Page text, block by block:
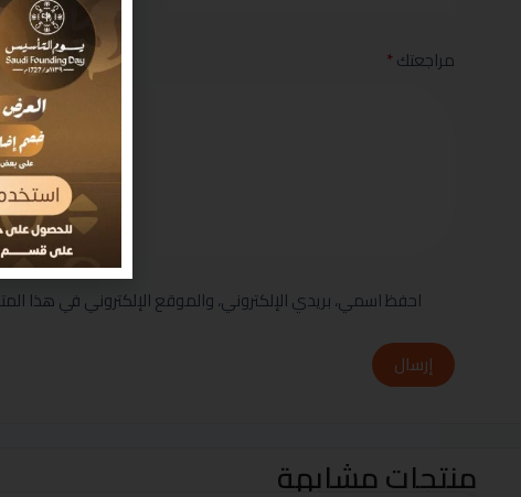
مراجعتك*
احفظ اسمي، بريدي الإلكتروني، والموقع الإلكتروني في هذا
إرسال
منتجات مشابهة